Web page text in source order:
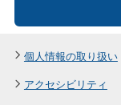
個人情報の取り扱い
アクセシビリティ